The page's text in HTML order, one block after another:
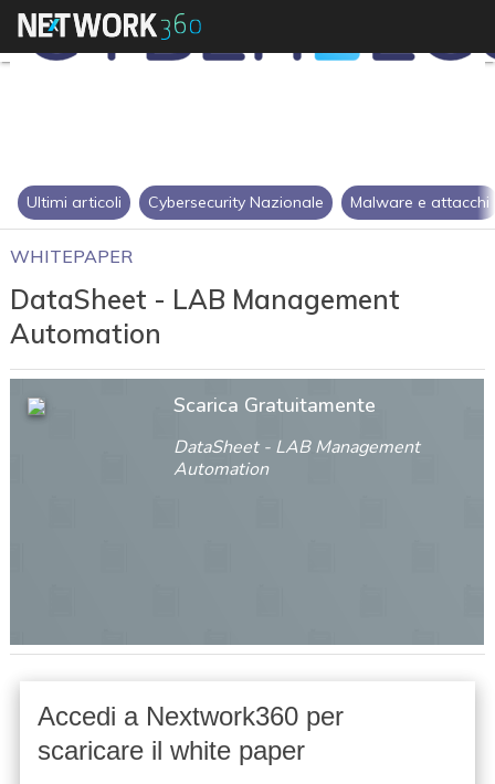
Ultimi articoli Cybersecurity Nazionale Malware e attacchi
WHITEPAPER
DataSheet - LAB Management
Automation
Scarica Gratuitamente
DataSheet - LAB Management
Automation
Accedi a Nextwork360 per
scaricare il white paper